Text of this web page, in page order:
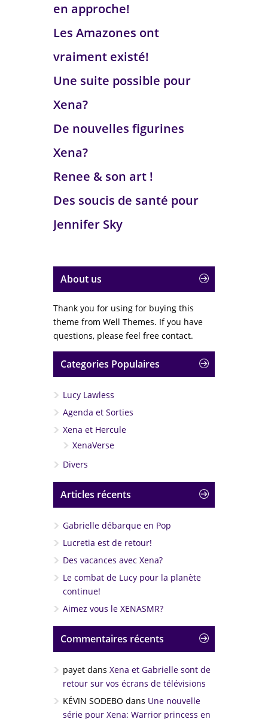
en approche!
Les Amazones ont
vraiment existé!
Une suite possible pour
Xena?
De nouvelles figurines
Xena?
Renee & son art !
Des soucis de santé pour
Jennifer Sky
About us
Thank you for using for buying this
theme from Well Themes. If you have
questions, please feel free contact.
Categories Populaires
Lucy Lawless
Agenda et Sorties
Xena et Hercule
XenaVerse
Divers
Articles récents
Gabrielle débarque en Pop
Lucretia est de retour!
Des vacances avec Xena?
Le combat de Lucy pour la planète
continue!
Aimez vous le XENASMR?
Commentaires récents
payet dans Xena et Gabrielle sont de
retour sur vos écrans de télévisions
KÉVIN SODEBO dans Une nouvelle
série pour Xena: Warrior princess en